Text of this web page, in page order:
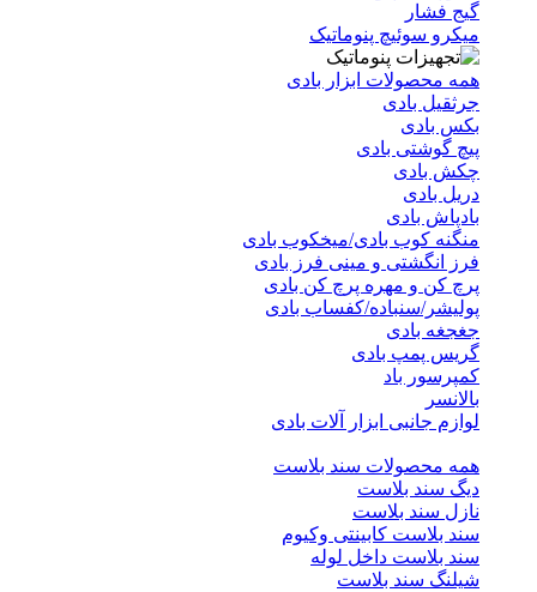
گیج فشار
میکرو سوئیچ پنوماتیک
همه محصولات ابزار بادی
جرثقیل بادی
بکس بادی
پیچ گوشتی بادی
چکش بادی
دریل بادی
بادپاش بادی
منگنه کوب بادی/میخکوب بادی
فرز انگشتی و مینی فرز بادی
پرچ کن و مهره پرچ کن بادی
پولیشر/سنباده/کفساب بادی
جغجغه بادی
گریس پمپ بادی
کمپرسور باد
بالانسر
لوازم جانبی ابزار آلات بادی
همه محصولات سند بلاست
دیگ سند بلاست
نازل سند بلاست
سند بلاست کابینتی وکیوم
سند بلاست داخل لوله
شیلنگ سند بلاست